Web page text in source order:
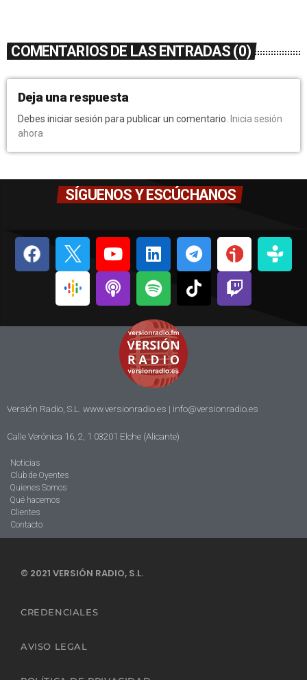
COMENTARIOS DE LAS ENTRADAS (0)
Deja una respuesta
Debes iniciar sesión para publicar un comentario.
Inicia sesión
ahora
SÍGUENOS Y ESCÚCHANOS
Versión Radio, S.L. www.versionradio.es | info@versionradio.es
Calle Verónica 16, 2, 1 03201 Elche (Alicante)
Noticias
Club de Oyentes
Quienes Somos
Qué hacemos
Clientes
Contacto
© 2021 VERSIÓN RADIO, S.L.
CREDENCIALES
AVISO LEGAL